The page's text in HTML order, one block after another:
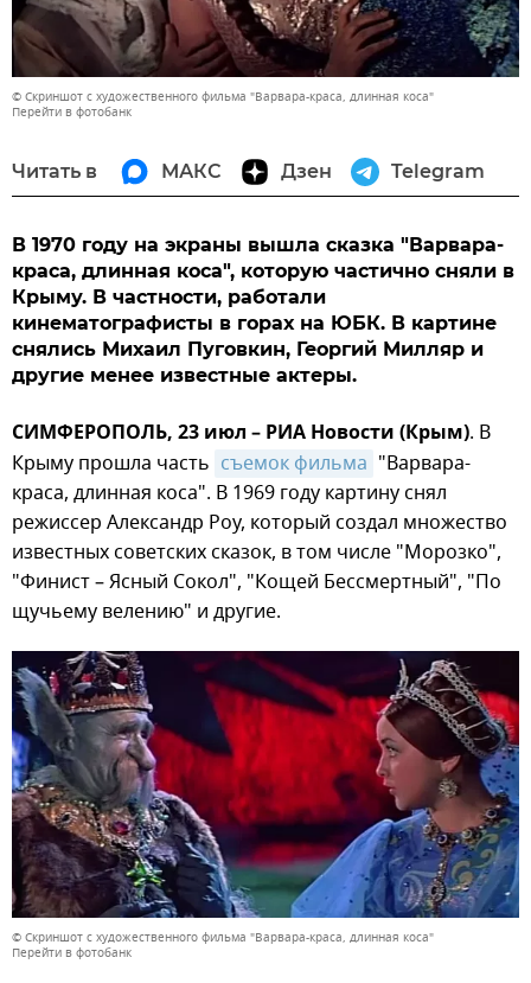
© Скриншот с художественного фильма "Варвара-краса, длинная коса"
Перейти в фотобанк
Читать в МАКС Дзен Telegram
В 1970 году на экраны вышла сказка "Варвара-
краса, длинная коса", которую частично сняли в
Крыму. В частности, работали
кинематографисты в горах на ЮБК. В картине
снялись Михаил Пуговкин, Георгий Милляр и
другие менее известные актеры.
СИМФЕРОПОЛЬ, 23 июл – РИА Новости (Крым). В
Крыму прошла часть съемок фильма "Варвара-
краса, длинная коса". В 1969 году картину снял
режиссер Александр Роу, который создал множество
известных советских сказок, в том числе "Морозко",
"Финист – Ясный Сокол", "Кощей Бессмертный", "По
щучьему велению" и другие.
© Скриншот с художественного фильма "Варвара-краса, длинная коса"
Перейти в фотобанк